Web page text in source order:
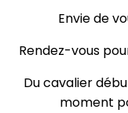
Envie de
Rendez-vous
Du cavalier
moment